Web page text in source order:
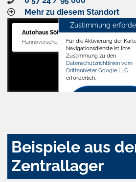
Mehr zu diesem Standort
Autohaus Söffker GmbH
Hannoversche Str. 34, 31688 Nienstädt
Zustimmung
Für die Aktivierung der
Navigationsdienste ist Ihre
Zustimmung zu den
Datenschutzrichtlinien vom
Drittanbieter Google LLC
erforderlich.
Beispiele aus
Zentrallager